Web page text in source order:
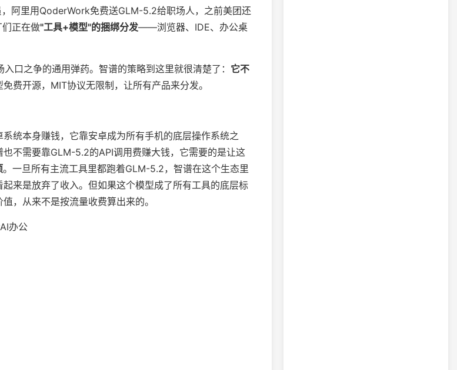
阿里用QoderWork免费送GLM-5.2给职场人，之前美团还
正在做"工具+模型"的捆绑分发——浏览器、IDE、办公桌
口之争的通用弹药。智谱的策略到这里就很清楚了： 它不
免费开源，MIT协议无限制，让所有产品来分发。
统本身赚钱，它靠安卓成为所有手机的底层操作系统之
不需要靠GLM-5.2的API调用费赚大钱，它需要的是让这
。一旦所有主流工具里都跑着GLM-5.2，智谱在这个生态里
来是放弃了收入。但如果这个模型成了所有工具的底层标
，从来不是按流量收费算出来的。
办公